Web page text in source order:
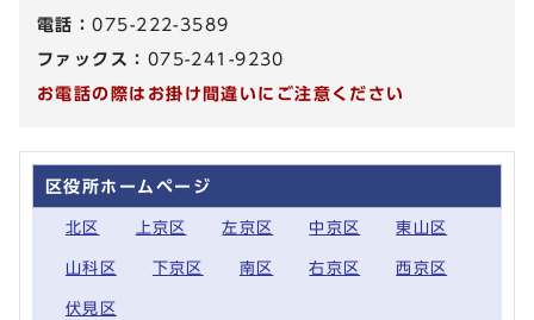
電話：075-222-3589
ファックス： 075-241-9230
お電話の際はお掛け間違いにご注意ください
区役所ホームページ
北区 上京区 左京区 中京区 東山区
山科区 下京区 南区 右京区 西京区
伏見区